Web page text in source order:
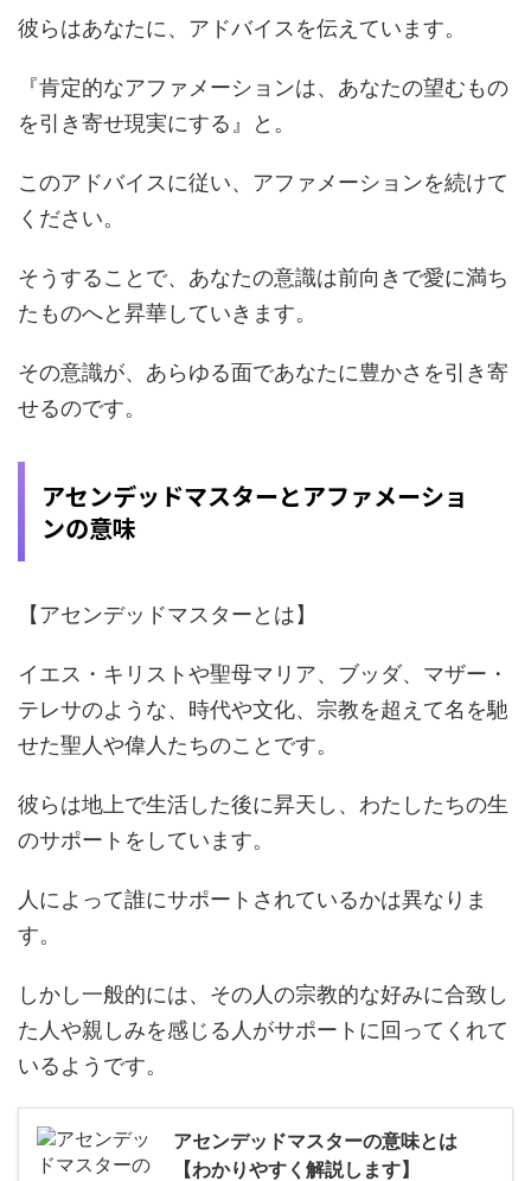
彼らはあなたに、アドバイスを伝えています。
『肯定的なアファメーションは、あなたの望むもの
を引き寄せ現実にする』と。
このアドバイスに従い、アファメーションを続けて
ください。
そうすることで、あなたの意識は前向きで愛に満ち
たものへと昇華していきます。
その意識が、あらゆる面であなたに豊かさを引き寄
せるのです。
アセンデッドマスターとアファメーショ
ンの意味
【アセンデッドマスターとは】
イエス・キリストや聖母マリア、ブッダ、マザー・
テレサのような、時代や文化、宗教を超えて名を馳
せた聖人や偉人たちのことです。
彼らは地上で生活した後に昇天し、わたしたちの生
のサポートをしています。
人によって誰にサポートされているかは異なりま
す。
しかし一般的には、その人の宗教的な好みに合致し
た人や親しみを感じる人がサポートに回ってくれて
いるようです。
アセンデッドマスターの意味とは
【わかりやすく解説します】